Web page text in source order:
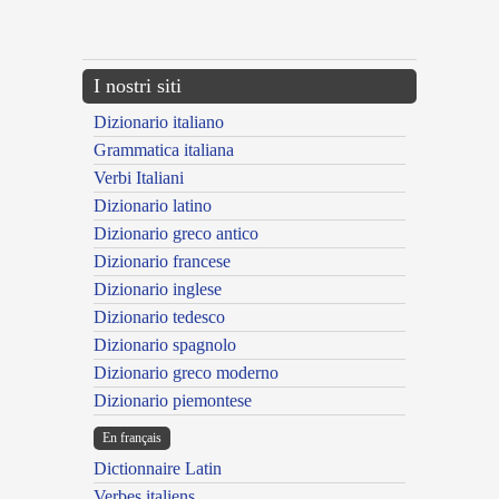
I nostri siti
Dizionario italiano
Grammatica italiana
Verbi Italiani
Dizionario latino
Dizionario greco antico
Dizionario francese
Dizionario inglese
Dizionario tedesco
Dizionario spagnolo
Dizionario greco moderno
Dizionario piemontese
En français
Dictionnaire Latin